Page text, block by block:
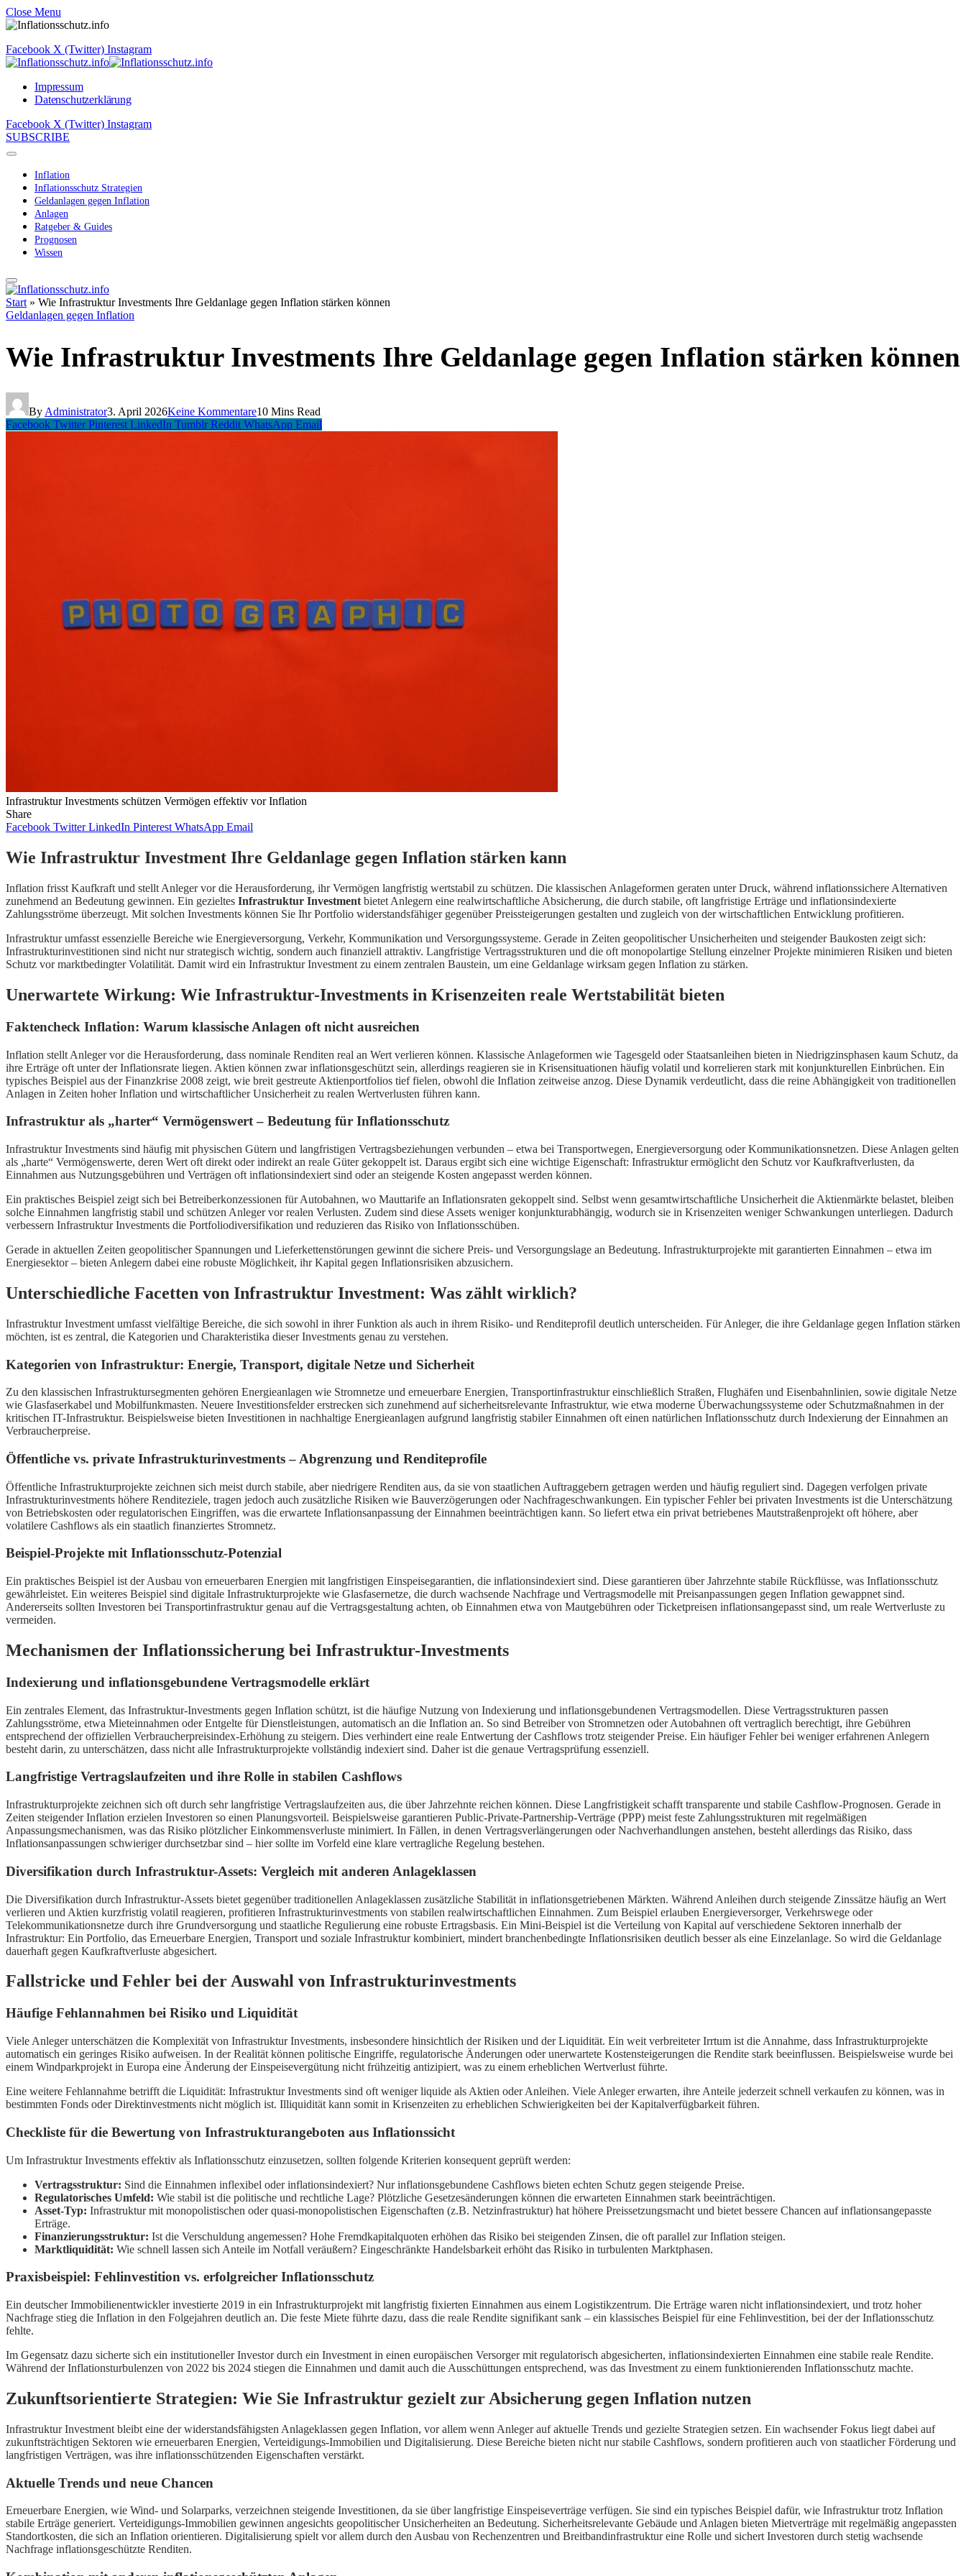
Close Menu
Facebook X (Twitter) Instagram
Impressum
Datenschutzerklärung
Facebook X (Twitter) Instagram
SUBSCRIBE
Inflation
Inflationsschutz Strategien
Geldanlagen gegen Inflation
Anlagen
Ratgeber & Guides
Prognosen
Wissen
Start » Wie Infrastruktur Investments Ihre Geldanlage gegen Inflation stärken können
Geldanlagen gegen Inflation
Wie Infrastruktur Investments Ihre Geldanlage gegen Inflation stärken können
By Administrator3. April 2026Keine Kommentare10 Mins Read
Facebook Twitter Pinterest LinkedIn Tumblr Reddit WhatsApp Email
Infrastruktur Investments schützen Vermögen effektiv vor Inflation
Share
Facebook Twitter LinkedIn Pinterest WhatsApp Email
Wie Infrastruktur Investment Ihre Geldanlage gegen Inflation stärken kann
Inflation frisst Kaufkraft und stellt Anleger vor die Herausforderung, ihr Vermögen langfristig wertstabil zu schützen. Die klassischen Anlageformen geraten unter Druck, während inflationssichere Alternativen
zunehmend an Bedeutung gewinnen. Ein gezieltes Infrastruktur Investment bietet Anlegern eine realwirtschaftliche Absicherung, die durch stabile, oft langfristige Erträge und inflationsindexierte
Zahlungsströme überzeugt. Mit solchen Investments können Sie Ihr Portfolio widerstandsfähiger gegenüber Preissteigerungen gestalten und zugleich von der wirtschaftlichen Entwicklung profitieren.
Infrastruktur umfasst essenzielle Bereiche wie Energieversorgung, Verkehr, Kommunikation und Versorgungssysteme. Gerade in Zeiten geopolitischer Unsicherheiten und steigender Baukosten zeigt sich:
Infrastrukturinvestitionen sind nicht nur strategisch wichtig, sondern auch finanziell attraktiv. Langfristige Vertragsstrukturen und die oft monopolartige Stellung einzelner Projekte minimieren Risiken und bieten
Schutz vor marktbedingter Volatilität. Damit wird ein Infrastruktur Investment zu einem zentralen Baustein, um eine Geldanlage wirksam gegen Inflation zu stärken.
Unerwartete Wirkung: Wie Infrastruktur-Investments in Krisenzeiten reale Wertstabilität bieten
Faktencheck Inflation: Warum klassische Anlagen oft nicht ausreichen
Inflation stellt Anleger vor die Herausforderung, dass nominale Renditen real an Wert verlieren können. Klassische Anlageformen wie Tagesgeld oder Staatsanleihen bieten in Niedrigzinsphasen kaum Schutz, da
ihre Erträge oft unter der Inflationsrate liegen. Aktien können zwar inflationsgeschützt sein, allerdings reagieren sie in Krisensituationen häufig volatil und korrelieren stark mit konjunkturellen Einbrüchen. Ein
typisches Beispiel aus der Finanzkrise 2008 zeigt, wie breit gestreute Aktienportfolios tief fielen, obwohl die Inflation zeitweise anzog. Diese Dynamik verdeutlicht, dass die reine Abhängigkeit von traditionellen
Anlagen in Zeiten hoher Inflation und wirtschaftlicher Unsicherheit zu realen Wertverlusten führen kann.
Infrastruktur als „harter“ Vermögenswert – Bedeutung für Inflationsschutz
Infrastruktur Investments sind häufig mit physischen Gütern und langfristigen Vertragsbeziehungen verbunden – etwa bei Transportwegen, Energieversorgung oder Kommunikationsnetzen. Diese Anlagen gelten
als „harte“ Vermögenswerte, deren Wert oft direkt oder indirekt an reale Güter gekoppelt ist. Daraus ergibt sich eine wichtige Eigenschaft: Infrastruktur ermöglicht den Schutz vor Kaufkraftverlusten, da
Einnahmen aus Nutzungsgebühren und Verträgen oft inflationsindexiert sind oder an steigende Kosten angepasst werden können.
Ein praktisches Beispiel zeigt sich bei Betreiberkonzessionen für Autobahnen, wo Mauttarife an Inflationsraten gekoppelt sind. Selbst wenn gesamtwirtschaftliche Unsicherheit die Aktienmärkte belastet, bleiben
solche Einnahmen langfristig stabil und schützen Anleger vor realen Verlusten. Zudem sind diese Assets weniger konjunkturabhängig, wodurch sie in Krisenzeiten weniger Schwankungen unterliegen. Dadurch
verbessern Infrastruktur Investments die Portfoliodiversifikation und reduzieren das Risiko von Inflationsschüben.
Gerade in aktuellen Zeiten geopolitischer Spannungen und Lieferkettenstörungen gewinnt die sichere Preis- und Versorgungslage an Bedeutung. Infrastrukturprojekte mit garantierten Einnahmen – etwa im
Energiesektor – bieten Anlegern dabei eine robuste Möglichkeit, ihr Kapital gegen Inflationsrisiken abzusichern.
Unterschiedliche Facetten von Infrastruktur Investment: Was zählt wirklich?
Infrastruktur Investment umfasst vielfältige Bereiche, die sich sowohl in ihrer Funktion als auch in ihrem Risiko- und Renditeprofil deutlich unterscheiden. Für Anleger, die ihre Geldanlage gegen Inflation stärken
möchten, ist es zentral, die Kategorien und Charakteristika dieser Investments genau zu verstehen.
Kategorien von Infrastruktur: Energie, Transport, digitale Netze und Sicherheit
Zu den klassischen Infrastruktursegmenten gehören Energieanlagen wie Stromnetze und erneuerbare Energien, Transportinfrastruktur einschließlich Straßen, Flughäfen und Eisenbahnlinien, sowie digitale Netze
wie Glasfaserkabel und Mobilfunkmasten. Neuere Investitionsfelder erstrecken sich zunehmend auf sicherheitsrelevante Infrastruktur, wie etwa moderne Überwachungssysteme oder Schutzmaßnahmen in der
kritischen IT-Infrastruktur. Beispielsweise bieten Investitionen in nachhaltige Energieanlagen aufgrund langfristig stabiler Einnahmen oft einen natürlichen Inflationsschutz durch Indexierung der Einnahmen an
Verbraucherpreise.
Öffentliche vs. private Infrastrukturinvestments – Abgrenzung und Renditeprofile
Öffentliche Infrastrukturprojekte zeichnen sich meist durch stabile, aber niedrigere Renditen aus, da sie von staatlichen Auftraggebern getragen werden und häufig reguliert sind. Dagegen verfolgen private
Infrastrukturinvestments höhere Renditeziele, tragen jedoch auch zusätzliche Risiken wie Bauverzögerungen oder Nachfrageschwankungen. Ein typischer Fehler bei privaten Investments ist die Unterschätzung
von Betriebskosten oder regulatorischen Eingriffen, was die erwartete Inflationsanpassung der Einnahmen beeinträchtigen kann. So liefert etwa ein privat betriebenes Mautstraßenprojekt oft höhere, aber
volatilere Cashflows als ein staatlich finanziertes Stromnetz.
Beispiel-Projekte mit Inflationsschutz-Potenzial
Ein praktisches Beispiel ist der Ausbau von erneuerbaren Energien mit langfristigen Einspeisegarantien, die inflationsindexiert sind. Diese garantieren über Jahrzehnte stabile Rückflüsse, was Inflationsschutz
gewährleistet. Ein weiteres Beispiel sind digitale Infrastrukturprojekte wie Glasfasernetze, die durch wachsende Nachfrage und Vertragsmodelle mit Preisanpassungen gegen Inflation gewappnet sind.
Andererseits sollten Investoren bei Transportinfrastruktur genau auf die Vertragsgestaltung achten, ob Einnahmen etwa von Mautgebühren oder Ticketpreisen inflationsangepasst sind, um reale Wertverluste zu
vermeiden.
Mechanismen der Inflationssicherung bei Infrastruktur-Investments
Indexierung und inflationsgebundene Vertragsmodelle erklärt
Ein zentrales Element, das Infrastruktur-Investments gegen Inflation schützt, ist die häufige Nutzung von Indexierung und inflationsgebundenen Vertragsmodellen. Diese Vertragsstrukturen passen
Zahlungsströme, etwa Mieteinnahmen oder Entgelte für Dienstleistungen, automatisch an die Inflation an. So sind Betreiber von Stromnetzen oder Autobahnen oft vertraglich berechtigt, ihre Gebühren
entsprechend der offiziellen Verbraucherpreisindex-Erhöhung zu steigern. Dies verhindert eine reale Entwertung der Cashflows trotz steigender Preise. Ein häufiger Fehler bei weniger erfahrenen Anlegern
besteht darin, zu unterschätzen, dass nicht alle Infrastrukturprojekte vollständig indexiert sind. Daher ist die genaue Vertragsprüfung essenziell.
Langfristige Vertragslaufzeiten und ihre Rolle in stabilen Cashflows
Infrastrukturprojekte zeichnen sich oft durch sehr langfristige Vertragslaufzeiten aus, die über Jahrzehnte reichen können. Diese Langfristigkeit schafft transparente und stabile Cashflow-Prognosen. Gerade in
Zeiten steigender Inflation erzielen Investoren so einen Planungsvorteil. Beispielsweise garantieren Public-Private-Partnership-Verträge (PPP) meist feste Zahlungsstrukturen mit regelmäßigen
Anpassungsmechanismen, was das Risiko plötzlicher Einkommensverluste minimiert. In Fällen, in denen Vertragsverlängerungen oder Nachverhandlungen anstehen, besteht allerdings das Risiko, dass
Inflationsanpassungen schwieriger durchsetzbar sind – hier sollte im Vorfeld eine klare vertragliche Regelung bestehen.
Diversifikation durch Infrastruktur-Assets: Vergleich mit anderen Anlageklassen
Die Diversifikation durch Infrastruktur-Assets bietet gegenüber traditionellen Anlageklassen zusätzliche Stabilität in inflationsgetriebenen Märkten. Während Anleihen durch steigende Zinssätze häufig an Wert
verlieren und Aktien kurzfristig volatil reagieren, profitieren Infrastrukturinvestments von stabilen realwirtschaftlichen Einnahmen. Zum Beispiel erlauben Energieversorger, Verkehrswege oder
Telekommunikationsnetze durch ihre Grundversorgung und staatliche Regulierung eine robuste Ertragsbasis. Ein Mini-Beispiel ist die Verteilung von Kapital auf verschiedene Sektoren innerhalb der
Infrastruktur: Ein Portfolio, das Erneuerbare Energien, Transport und soziale Infrastruktur kombiniert, mindert branchenbedingte Inflationsrisiken deutlich besser als eine Einzelanlage. So wird die Geldanlage
dauerhaft gegen Kaufkraftverluste abgesichert.
Fallstricke und Fehler bei der Auswahl von Infrastrukturinvestments
Häufige Fehlannahmen bei Risiko und Liquidität
Viele Anleger unterschätzen die Komplexität von Infrastruktur Investments, insbesondere hinsichtlich der Risiken und der Liquidität. Ein weit verbreiteter Irrtum ist die Annahme, dass Infrastrukturprojekte
automatisch ein geringes Risiko aufweisen. In der Realität können politische Eingriffe, regulatorische Änderungen oder unerwartete Kostensteigerungen die Rendite stark beeinflussen. Beispielsweise wurde bei
einem Windparkprojekt in Europa eine Änderung der Einspeisevergütung nicht frühzeitig antizipiert, was zu einem erheblichen Wertverlust führte.
Eine weitere Fehlannahme betrifft die Liquidität: Infrastruktur Investments sind oft weniger liquide als Aktien oder Anleihen. Viele Anleger erwarten, ihre Anteile jederzeit schnell verkaufen zu können, was in
bestimmten Fonds oder Direktinvestments nicht möglich ist. Illiquidität kann somit in Krisenzeiten zu erheblichen Schwierigkeiten bei der Kapitalverfügbarkeit führen.
Checkliste für die Bewertung von Infrastrukturangeboten aus Inflationssicht
Um Infrastruktur Investments effektiv als Inflationsschutz einzusetzen, sollten folgende Kriterien konsequent geprüft werden:
Vertragsstruktur: Sind die Einnahmen inflexibel oder inflationsindexiert? Nur inflationsgebundene Cashflows bieten echten Schutz gegen steigende Preise.
Regulatorisches Umfeld: Wie stabil ist die politische und rechtliche Lage? Plötzliche Gesetzesänderungen können die erwarteten Einnahmen stark beeinträchtigen.
Asset-Typ: Infrastruktur mit monopolistischen oder quasi-monopolistischen Eigenschaften (z.B. Netzinfrastruktur) hat höhere Preissetzungsmacht und bietet bessere Chancen auf inflationsangepasste
Erträge.
Finanzierungsstruktur: Ist die Verschuldung angemessen? Hohe Fremdkapitalquoten erhöhen das Risiko bei steigenden Zinsen, die oft parallel zur Inflation steigen.
Marktliquidität: Wie schnell lassen sich Anteile im Notfall veräußern? Eingeschränkte Handelsbarkeit erhöht das Risiko in turbulenten Marktphasen.
Praxisbeispiel: Fehlinvestition vs. erfolgreicher Inflationsschutz
Ein deutscher Immobilienentwickler investierte 2019 in ein Infrastrukturprojekt mit langfristig fixierten Einnahmen aus einem Logistikzentrum. Die Erträge waren nicht inflationsindexiert, und trotz hoher
Nachfrage stieg die Inflation in den Folgejahren deutlich an. Die feste Miete führte dazu, dass die reale Rendite signifikant sank – ein klassisches Beispiel für eine Fehlinvestition, bei der der Inflationsschutz
fehlte.
Im Gegensatz dazu sicherte sich ein institutioneller Investor durch ein Investment in einen europäischen Versorger mit regulatorisch abgesicherten, inflationsindexierten Einnahmen eine stabile reale Rendite.
Während der Inflationsturbulenzen von 2022 bis 2024 stiegen die Einnahmen und damit auch die Ausschüttungen entsprechend, was das Investment zu einem funktionierenden Inflationsschutz machte.
Zukunftsorientierte Strategien: Wie Sie Infrastruktur gezielt zur Absicherung gegen Inflation nutzen
Infrastruktur Investment bleibt eine der widerstandsfähigsten Anlageklassen gegen Inflation, vor allem wenn Anleger auf aktuelle Trends und gezielte Strategien setzen. Ein wachsender Fokus liegt dabei auf
zukunftsträchtigen Sektoren wie erneuerbaren Energien, Verteidigungs-Immobilien und Digitalisierung. Diese Bereiche bieten nicht nur stabile Cashflows, sondern profitieren auch von staatlicher Förderung und
langfristigen Verträgen, was ihre inflationsschützenden Eigenschaften verstärkt.
Aktuelle Trends und neue Chancen
Erneuerbare Energien, wie Wind- und Solarparks, verzeichnen steigende Investitionen, da sie über langfristige Einspeiseverträge verfügen. Sie sind ein typisches Beispiel dafür, wie Infrastruktur trotz Inflation
stabile Erträge generiert. Verteidigungs-Immobilien gewinnen angesichts geopolitischer Unsicherheiten an Bedeutung. Sicherheitsrelevante Gebäude und Anlagen bieten Mietverträge mit regelmäßig angepassten
Standortkosten, die sich an Inflation orientieren. Digitalisierung spielt vor allem durch den Ausbau von Rechenzentren und Breitbandinfrastruktur eine Rolle und sichert Investoren durch stetig wachsende
Nachfrage inflationsgeschützte Renditen.